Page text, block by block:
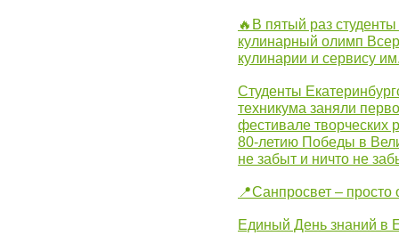
🔥В пятый раз
кулинарный олимп
кулинарии и сервису
Студенты
техникума заняли
фестивале
80-летию Победы в
не забыт и ничто не
📍Санпросвет –
Единый День знаний в